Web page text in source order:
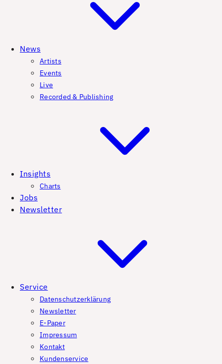
News
Artists
Events
Live
Recorded & Publishing
Insights
Charts
Jobs
Newsletter
Service
Datenschutzerklärung
Newsletter
E-Paper
Impressum
Kontakt
Kundenservice